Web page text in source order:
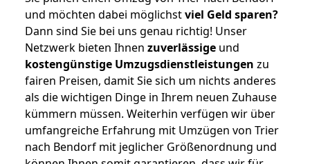
und möchten dabei möglichstviel Geld sparen?
Dann sind Sie bei uns genau richtig! Unser
Netzwerk bieten Ihnen zuverlässige und
kostengünstige Umzugsdienstleistungen zu
fairen Preisen, damit Sie sich um nichts anderes
als die wichtigen Dinge in Ihrem neuen Zuhause
kümmern müssen. Weiterhin verfügen wir über
umfangreiche Erfahrung mit Umzügen von Trier
nach Bendorf mit jeglicher Größenordnung und